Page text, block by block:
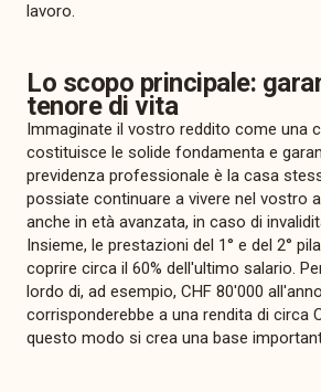
lavoro.
Lo scopo principale:
tenore di vita
Immaginate il vostro reddito come una
costituisce le solide fondamenta e
previdenza professionale è la casa
possiate continuare a vivere nel vostro
anche in età avanzata, in caso di
Insieme, le prestazioni del 1° e del 2°
coprire circa il 60% dell'ultimo salario.
lordo di, ad esempio, CHF 80'000
corrisponderebbe a una rendita di circa
questo modo si crea una base